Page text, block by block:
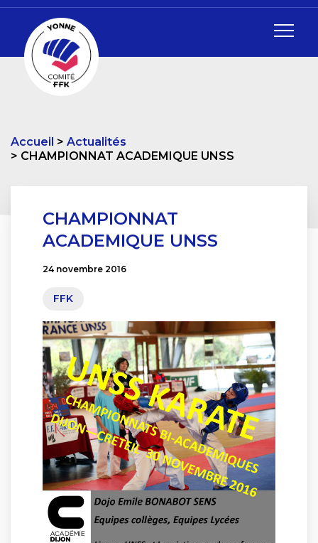
Accueil
Actualités
CHAMPIONNAT ACADEMIQUE UNSS
CHAMPIONNAT
ACADEMIQUE UNSS
24 novembre 2016
FFK